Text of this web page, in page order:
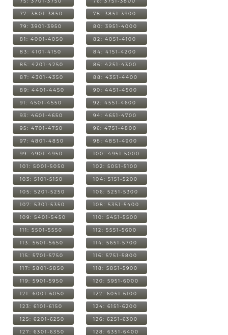
77: 3801-3850 78: 3851-3900
79: 3901-3950 80: 3951-4000
81: 4001-4050 82: 4051-4100
83: 4101-4150 84: 4151-4200
85: 4201-4250 86: 4251-4300
87: 4301-4350 88: 4351-4400
89: 4401-4450 90: 4451-4500
91: 4501-4550 92: 4551-4600
93: 4601-4650 94: 4651-4700
95: 4701-4750 96: 4751-4800
97: 4801-4850 98: 4851-4900
99: 4901-4950 100: 4951-5000
101: 5001-5050 102: 5051-5100
103: 5101-5150 104: 5151-5200
105: 5201-5250 106: 5251-5300
107: 5301-5350 108: 5351-5400
109: 5401-5450 110: 5451-5500
111: 5501-5550 112: 5551-5600
113: 5601-5650 114: 5651-5700
115: 5701-5750 116: 5751-5800
117: 5801-5850 118: 5851-5900
119: 5901-5950 120: 5951-6000
121: 6001-6050 122: 6051-6100
123: 6101-6150 124: 6151-6200
125: 6201-6250 126: 6251-6300
127: 6301-6350 128: 6351-6400